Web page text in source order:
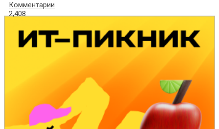
Комментарии
2,408